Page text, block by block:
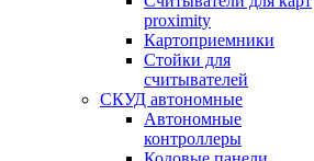
proximity
Картоприемники
Стойки для
считывателей
СКУД автономные
Автономные
контроллеры